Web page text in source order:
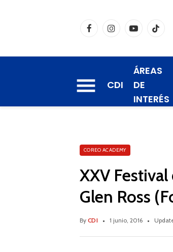
FacebookInstagramYouTubeTikTok
CDI
ÁREAS
DE
INTERÉS
COREO ACADEMY
XXV
Glen Ross
By CDI 1 junio, 2016